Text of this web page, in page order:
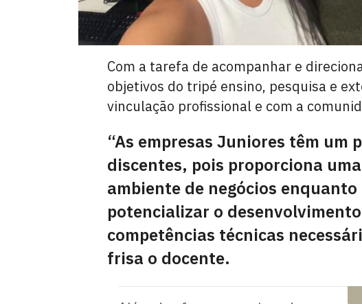
Com a tarefa de acompanhar e
objetivos do tripé ensino, pesquisa e
vinculação profissional e com a
“As empresas Juniores têm um
discentes, pois proporciona
ambiente de negócios
potencializar o
competências técnicas
frisa o docente.